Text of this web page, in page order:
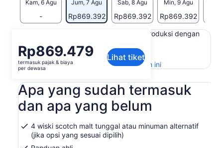
Kam, 6 Agu
-
Jum, 7 Agu
Rp869.392
Sab, 8 Agu
Rp869.392
Min, 9 Agu
Rp869.392
Harga
Rp869.479
per
Rp869.479
termasuk pajak & biaya
per dewasa
Lihat tiket
Konten di halaman ini mungkin diproduksi dengan
Lihat teks asli (Bahasa Inggris)
Berikan masukan untuk terjemahan iniBuka
tab
baru
Apa yang sudah termasuk
dan apa yang belum
4 wiski scotch malt tunggal atau minuman alternatif
(jika opsi yang sesuai dipilih)